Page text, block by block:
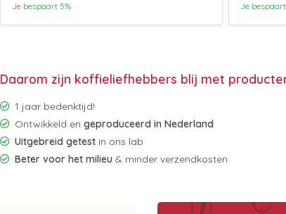
Je bespaart 5% Je
Daarom zijn koffieliefhebbers blij met
1 jaar bedenktijd!
Ontwikkeld en geproduceerd in Nederland
Uitgebreid getest in ons lab
Beter voor het milieu & minder verzendkosten